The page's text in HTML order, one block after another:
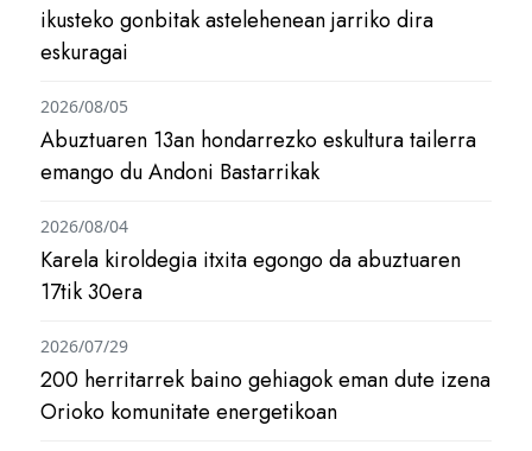
ikusteko gonbitak astelehenean jarriko dira
eskuragai
Abuztuaren 13an hondarrezko eskultura tailerra
emango du Andoni Bastarrikak
2026/08/05
Karela kiroldegia itxita egongo da abuztuaren
17tik 30era
2026/08/04
200 herritarrek baino gehiagok eman dute izena
Orioko komunitate energetikoan
2026/07/29